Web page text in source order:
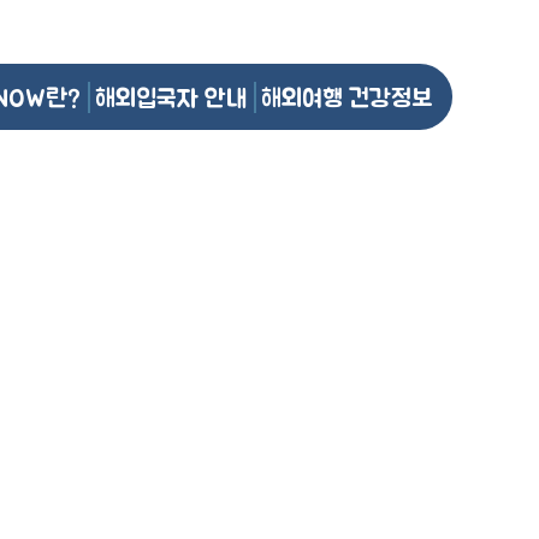
란? 해외입국자 안내 해외여행 건강정보